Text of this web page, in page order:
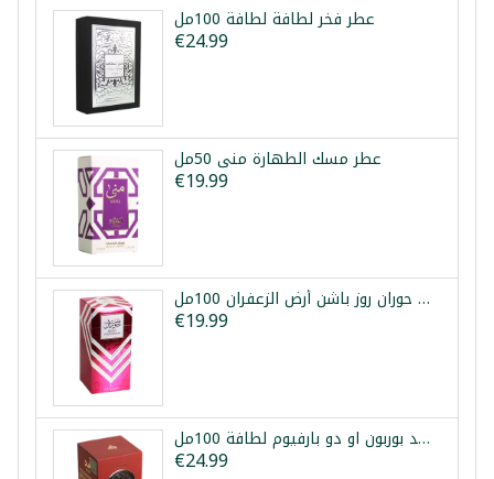
عطر فخر لطافة لطافة 100مل
€24.99
عطر مسك الطهارة منى 50مل
€19.99
عطر بنت حوران روز باشن أرض الزعفران 100مل
€19.99
عطر أسد بوربون او دو بارفيوم لطافة 100مل
€24.99